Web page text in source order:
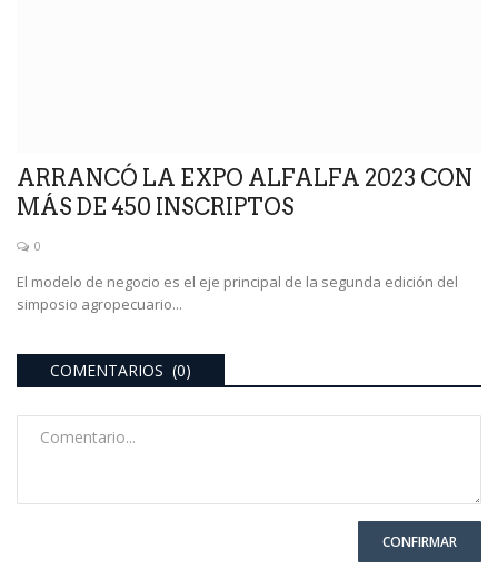
ARRANCÓ LA EXPO ALFALFA 2023 CON
MÁS DE 450 INSCRIPTOS
0
El modelo de negocio es el eje principal de la segunda edición del
simposio agropecuario...
COMENTARIOS (0)
CONFIRMAR